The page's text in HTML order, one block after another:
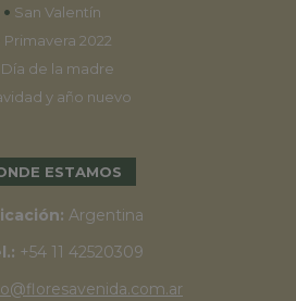
• San Valentín
Primavera 2022
Día de la madre
y año nuevo
ESTAMOS
Argentina
+54 11 42520309